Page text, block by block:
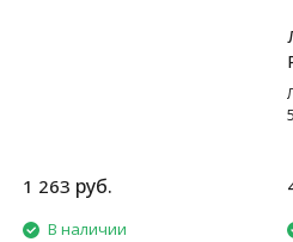
1 263 руб.
В наличии